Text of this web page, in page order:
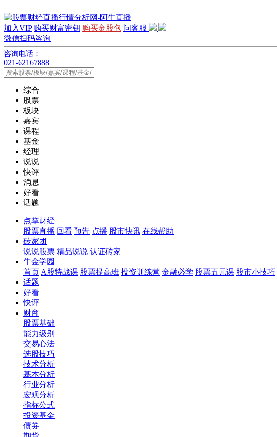
加入VIP 购买财富密钥 购买金股包 问客服
微信扫码咨询
咨询电话：
021-62167888
综合
股票
板块
嘉宾
课程
基金
经理
说说
快评
消息
好看
话题
点掌财经
股票直播 回看 预告 点播 股市快讯 在线帮助
砖家团
说说股票 精品说说 认证砖家
牛金学园
首页 A股特战课 股票提高班 投资训练营 金融必学 股票五元课 股市小技巧
话题
好看
快评
财商
股票基础
能力级别
交易心法
选股技巧
技术分析
基本分析
行业分析
宏观分析
指标公式
投资基金
债券